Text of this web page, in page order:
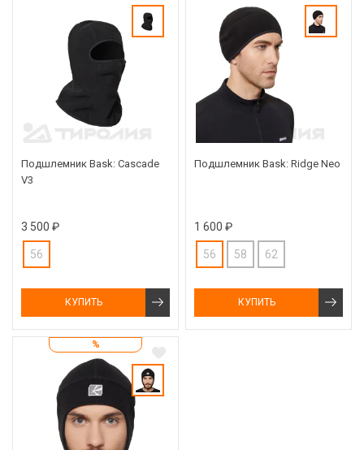
Подшлемник Bask: Cascade
V3
3 500 ₽
56
КУПИТЬ
Подшлемник Bask: Ridge Neo
1 600 ₽
56 58 62
КУПИТЬ
%